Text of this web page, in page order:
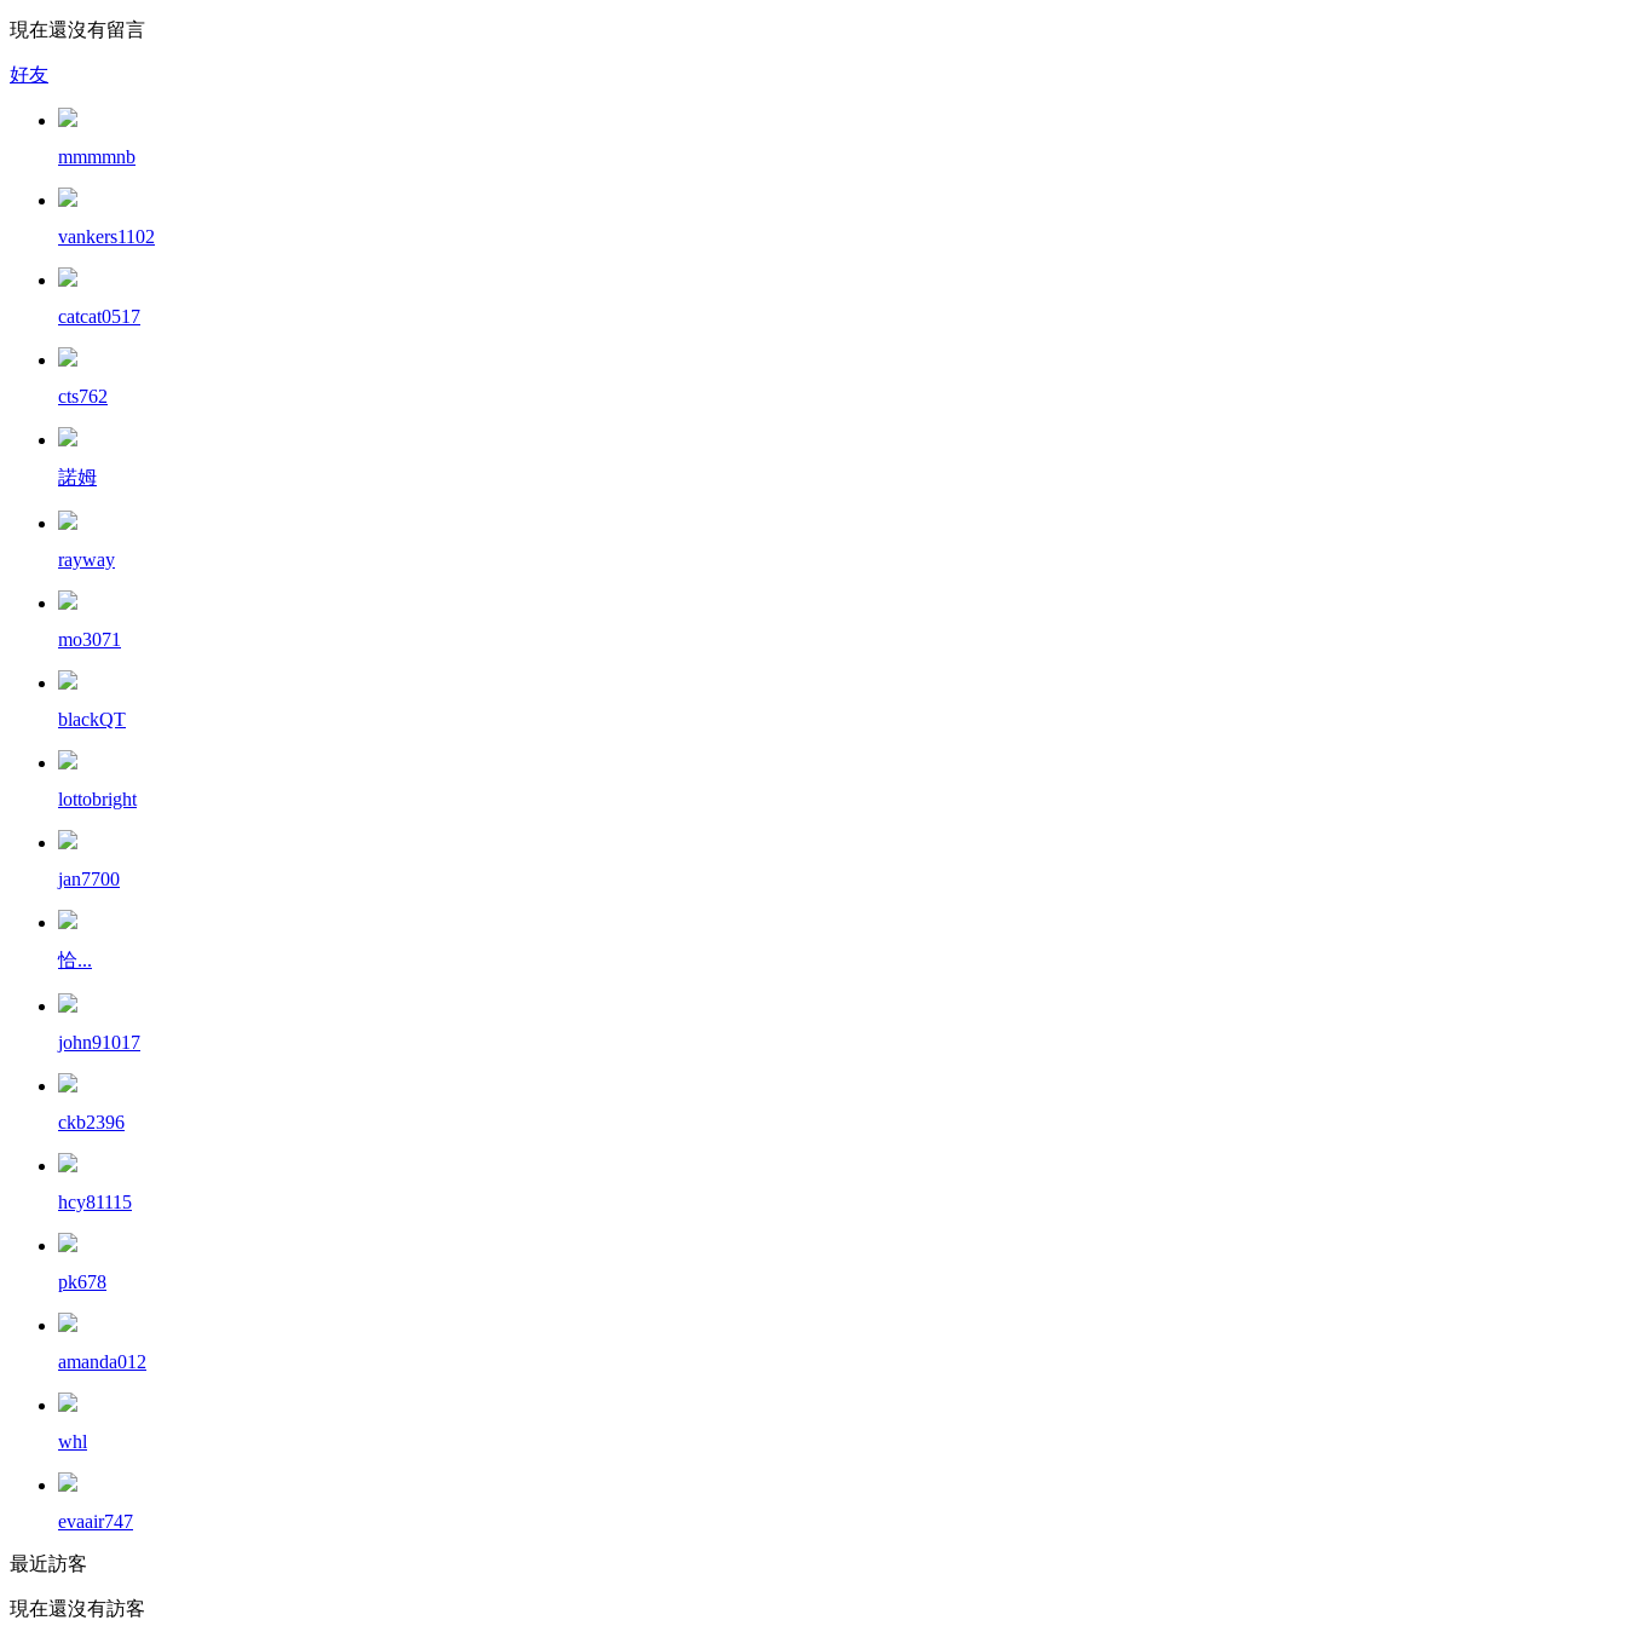
現在還沒有留言
好友
mmmmnb
vankers1102
catcat0517
cts762
諾姆
rayway
mo3071
blackQT
lottobright
jan7700
恰...
john91017
ckb2396
hcy81115
pk678
amanda012
whl
evaair747
最近訪客
現在還沒有訪客